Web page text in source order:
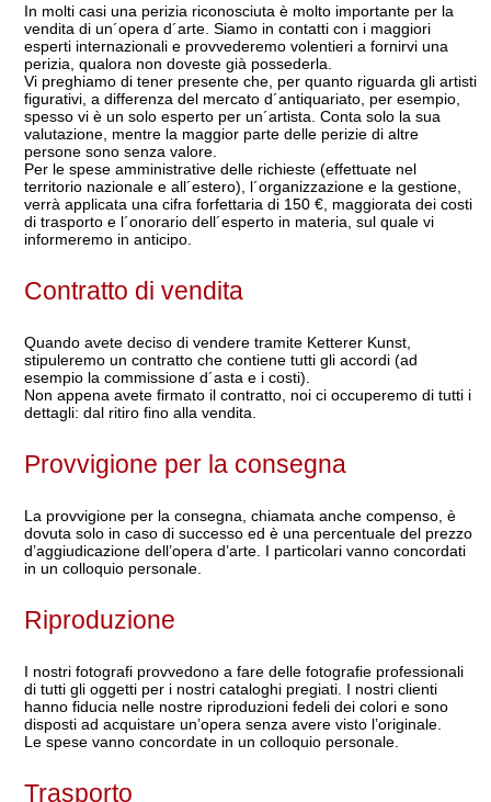
In molti casi una perizia riconosciuta è molto importante per la
vendita di un´opera d´arte. Siamo in contatti con i maggiori
esperti internazionali e provvederemo volentieri a fornirvi una
perizia, qualora non doveste già possederla.
Vi preghiamo di tener presente che, per quanto riguarda gli artisti
figurativi, a differenza del mercato d´antiquariato, per esempio,
spesso vi è un solo esperto per un´artista. Conta solo la sua
valutazione, mentre la maggior parte delle perizie di altre
persone sono senza valore.
Per le spese amministrative delle richieste (effettuate nel
territorio nazionale e all´estero), l´organizzazione e la gestione,
verrà applicata una cifra forfettaria di 150 €, maggiorata dei costi
di trasporto e l´onorario dell´esperto in materia, sul quale vi
informeremo in anticipo.
Contratto di vendita
Quando avete deciso di vendere tramite Ketterer Kunst,
stipuleremo un contratto che contiene tutti gli accordi (ad
esempio la commissione d´asta e i costi).
Non appena avete firmato il contratto, noi ci occuperemo di tutti i
dettagli: dal ritiro fino alla vendita.
Provvigione per la consegna
La provvigione per la consegna, chiamata anche compenso, è
dovuta solo in caso di successo ed è una percentuale del prezzo
d’aggiudicazione dell’opera d’arte. I particolari vanno concordati
in un colloquio personale.
Riproduzione
I nostri fotografi provvedono a fare delle fotografie professionali
di tutti gli oggetti per i nostri cataloghi pregiati. I nostri clienti
hanno fiducia nelle nostre riproduzioni fedeli dei colori e sono
disposti ad acquistare un’opera senza avere visto l’originale.
Le spese vanno concordate in un colloquio personale.
Trasporto